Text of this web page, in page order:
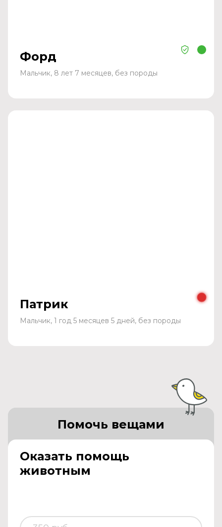
Форд
Мальчик, 8 лет 7 месяцев, без породы
Патрик
Мальчик, 1 год 5 месяцев 5 дней, без породы
Оказать помощь
животным
Помочь вещами